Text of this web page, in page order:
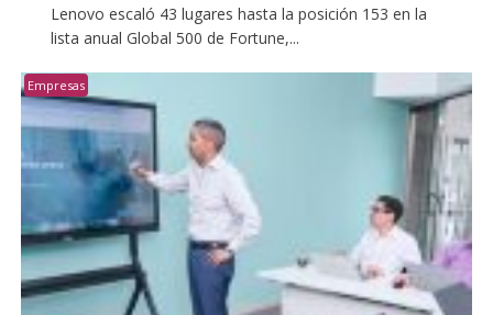
Lenovo escaló 43 lugares hasta la posición 153 en la
lista anual Global 500 de Fortune,...
Empresas